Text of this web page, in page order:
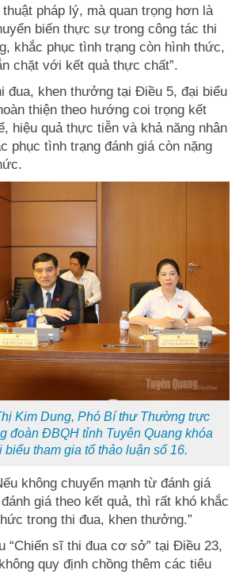
pháp lý, mà quan trọng hơn là
biến thực sự trong công tác thi
khắc phục tình trạng còn hình thức,
chặt với kết quả thực chất”.
đua, khen thưởng tại Điều 5, đại biểu
thiện theo hướng coi trọng kết
hiệu quả thực tiễn và khả năng nhân
phục tình trạng đánh giá còn nặng
Kim Dung, Phó Bí thư Thường trực
đoàn ĐBQH tỉnh Tuyên Quang khóa
biểu tham gia tổ thảo luận số 16.
không chuyển mạnh từ đánh giá
giá theo kết quả, thì rất khó khắc
trong thi đua, khen thưởng.”
“Chiến sĩ thi đua cơ sở” tại Điều 23,
quy định chồng thêm các tiêu